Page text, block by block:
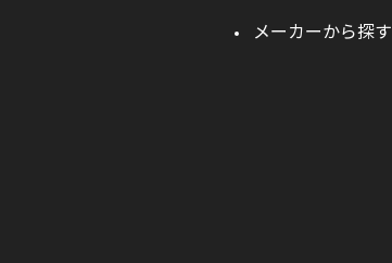
メーカーから探す